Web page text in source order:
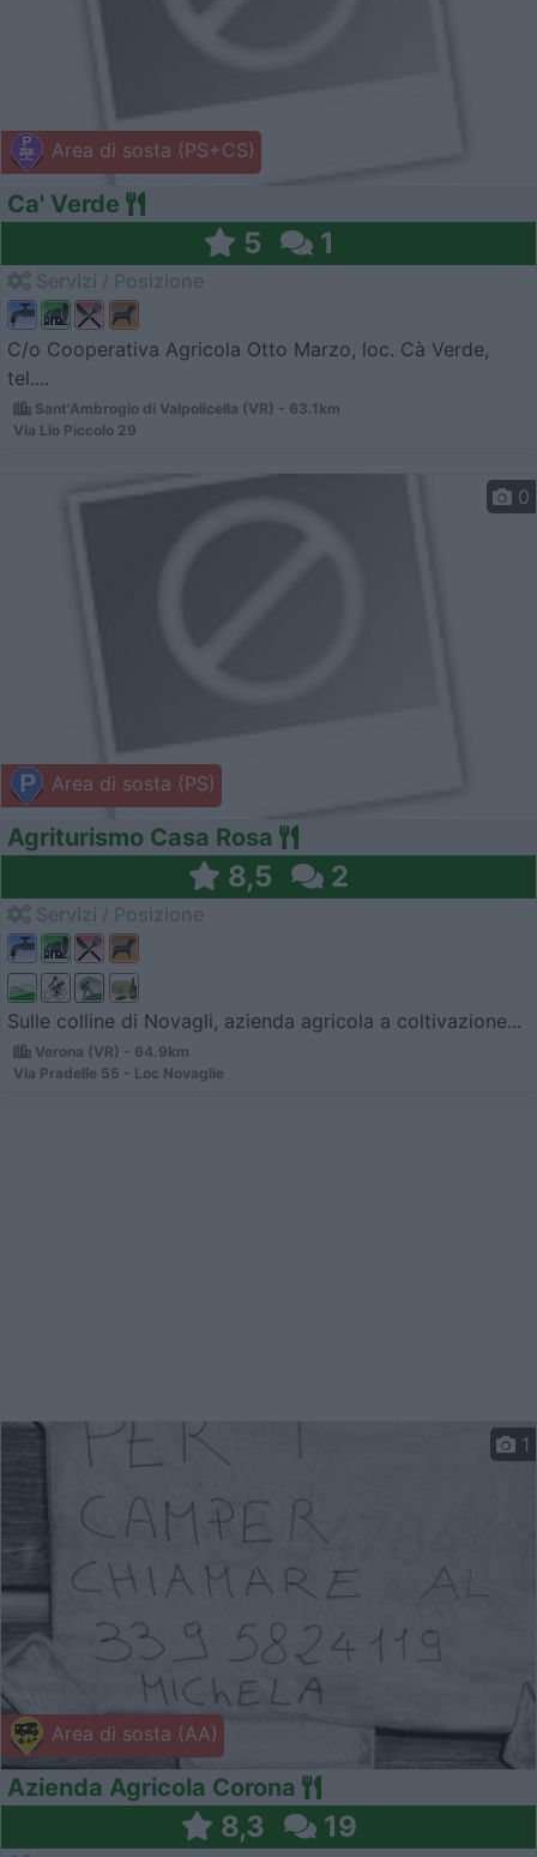
Area di sosta (PS+CS)
Ca' Verde
5 1
C/o Cooperativa Agricola Otto Marzo, loc. Cà Verde,
tel....
Sant'Ambrogio di Valpolicella (VR) - 63.1km
Via Lio Piccolo 29
Area di sosta (PS)
0
Agriturismo Casa Rosa
8,5 2
Sulle colline di Novagli, azienda agricola a coltivazione...
Verona (VR) - 64.9km
Via Pradelle 55 - Loc Novaglie
Area di sosta (AA)
1
Azienda Agricola Corona
8,3 19